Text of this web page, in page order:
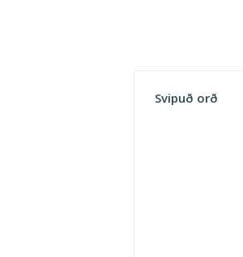
Svipuð orð